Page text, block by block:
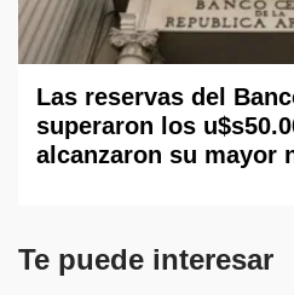
Las reservas del
superaron los
alcanzaron su mayor
Te puede interesar